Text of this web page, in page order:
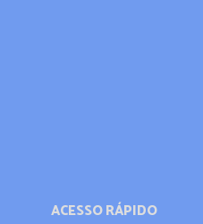
ACESSO RÁPIDO